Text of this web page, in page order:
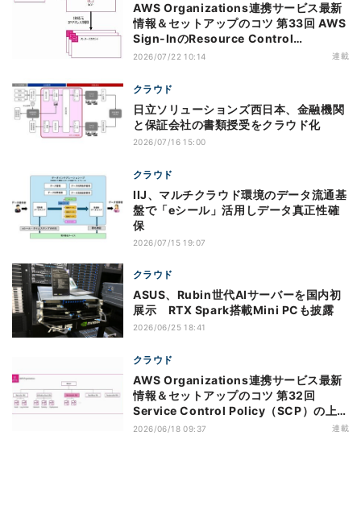
AWS Organizations連携サービス最新
情報＆セットアップのコツ 第33回 AWS
Sign-InのResource Control
Policy（RCP）対応のメリットと注意点
2026/07/22 10:14 連載
クラウド
日立ソリューションズ西日本、金融機関
と保証会社の書類授受をクラウド化
2026/07/16 15:00
クラウド
IIJ、マルチクラウド環境のデータ流通基
盤で「eシール」活用しデータ真正性確
保
2026/07/15 19:07
クラウド
ASUS、Rubin世代AIサーバーを国内初
展示 RTX Spark搭載Mini PCも披露
2026/06/25 18:41
クラウド
AWS Organizations連携サービス最新
情報＆セットアップのコツ 第32回
Service Control Policy（SCP）の上限
緩和のアップデートがもたらすメリット
2026/06/18 09:37 連載